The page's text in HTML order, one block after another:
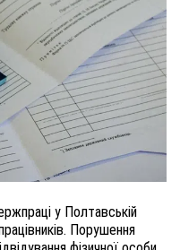
у Полтавській
Порушення